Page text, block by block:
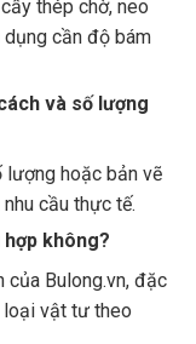
cần độ bám
và số lượng
cầu thực tế.
không?
loại vật tư theo